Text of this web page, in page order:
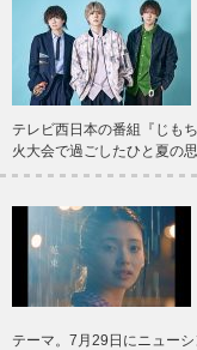
テレビ西日本の番組『じも
火大会で過ごしたひと夏の
テーマ。7月29日にニュー